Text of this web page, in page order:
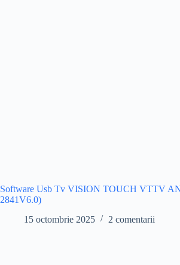
Software Usb Tv VISION TOUCH VTTV
2841V6.0)
15 octombrie 2025
2 comentarii